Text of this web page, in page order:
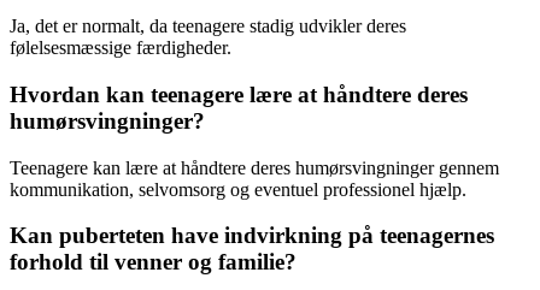
Ja, det er normalt, da teenagere stadig udvikler deres
følelsesmæssige færdigheder.
Hvordan kan teenagere lære at håndtere deres
humørsvingninger?
Teenagere kan lære at håndtere deres humørsvingninger gennem
kommunikation, selvomsorg og eventuel professionel hjælp.
Kan puberteten have indvirkning på teenagernes
forhold til venner og familie?